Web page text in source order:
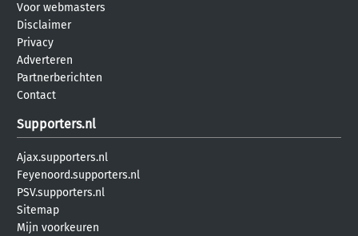
Voor webmasters
Disclaimer
Privacy
Adverteren
Partnerberichten
Contact
Supporters.nl
Ajax.supporters.nl
Feyenoord.supporters.nl
PSV.supporters.nl
Sitemap
Mijn voorkeuren